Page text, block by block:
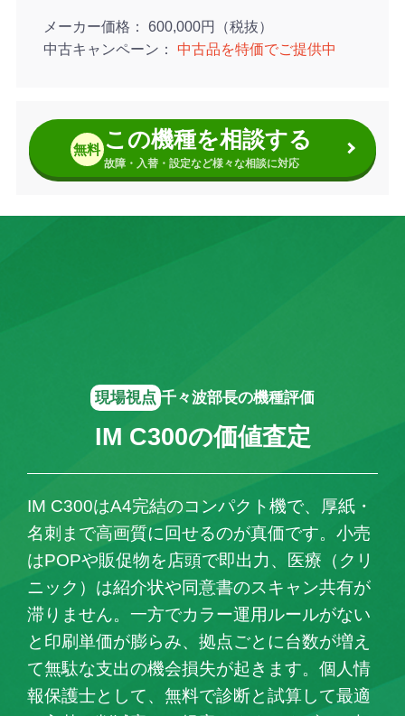
メーカー価格
600,000円（税抜）
中古キャンペーン
中古品を特価でご提供中
無料 この機種を相談する
故障・入替・設定など様々な相談に対応
現場視点 千々波部長の機種評価
IM C300の価値査定
IM C300はA4完結のコンパクト機で、厚紙・
名刺まで高画質に回せるのが真価です。小売
はPOPや販促物を店頭で即出力、医療（クリ
ニック）は紹介状や同意書のスキャン共有が
滞りません。一方でカラー運用ルールがない
と印刷単価が膨らみ、拠点ごとに台数が増え
て無駄な支出の機会損失が起きます。個人情
報保護士として、無料で診断と試算して最適